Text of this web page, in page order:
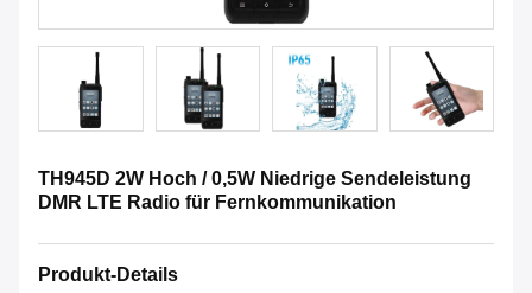
TH945D 2W Hoch / 0,5W Niedrige Sendeleistung
DMR LTE Radio für Fernkommunikation
Produkt-Details